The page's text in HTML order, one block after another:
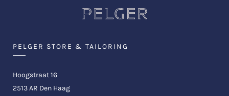
PELGER STORE & TAILORING
Hoogstraat 16
2513 AR Den Haag